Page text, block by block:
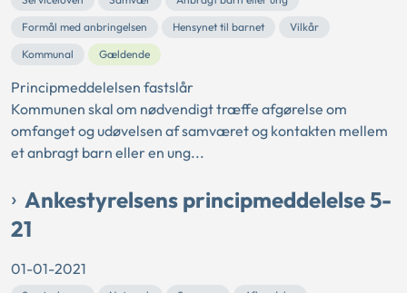
Formål med anbringelsen
Hensynet til barnet
Vilkår
Kommunal
Gældende
Principmeddelelsen fastslår
Kommunen skal om nødvendigt træffe afgørelse om
omfanget og udøvelsen af samværet og kontakten mellem
et anbragt barn eller en ung...
Ankestyrelsens principmeddelelse 5-
21
01-01-2021